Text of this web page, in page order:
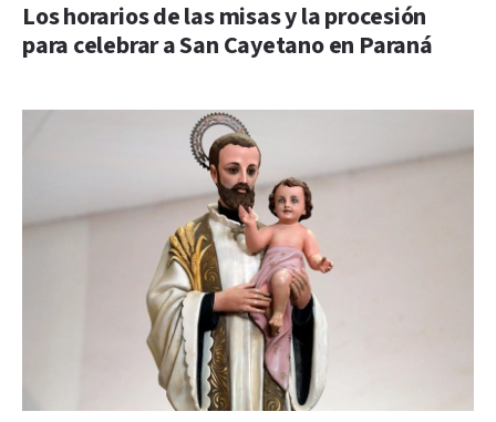
Los horarios de las misas y la procesión
para celebrar a San Cayetano en Paraná